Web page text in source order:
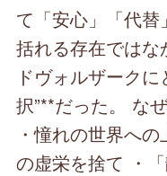
て「安心」「代
括れる存在では
ドヴォルザーク
択”**だった。 な
・憧れの世界へ
の虚栄を捨て ・